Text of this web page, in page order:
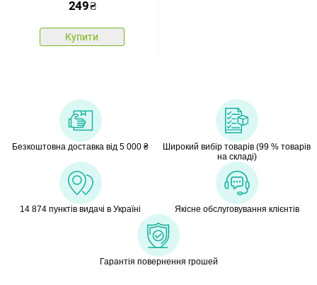
249₴
Купити
Безкоштовна доставка від 5 000 ₴
Широкий вибір товарів (99 % товарів
на складі)
14 874 пунктів видачі в Україні Якісне обслуговування клієнтів
Гарантія повернення грошей